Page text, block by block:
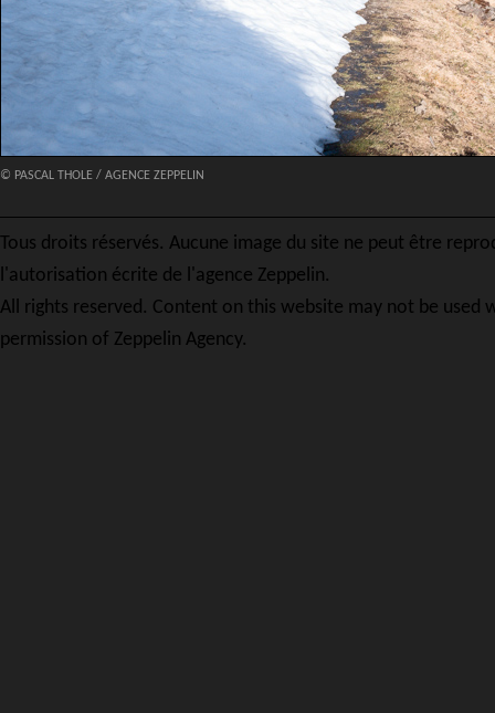
© PASCAL THOLE / AGENCE ZEPPELIN
Tous droits réservés. Aucune image du site ne peut être
l'autorisation écrite de l'agence Zeppelin.
All rights reserved. Content on this website may not be used
permission of Zeppelin Agency.